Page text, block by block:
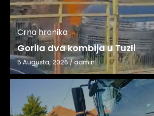
Crna hronika
Gorila dva kombija u Tuzli
5 Augusta, 2026/admin